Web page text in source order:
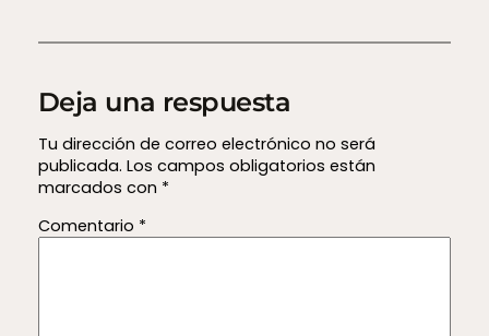
Deja una respuesta
Tu dirección de correo electrónico no será
publicada. Los campos obligatorios están
marcados con *
Comentario *